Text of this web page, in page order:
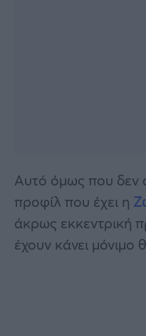
Αυτό όμως που δεν
προφίλ που έχει η
άκρως εκκεντρική
έχουν κάνει μόνιμο